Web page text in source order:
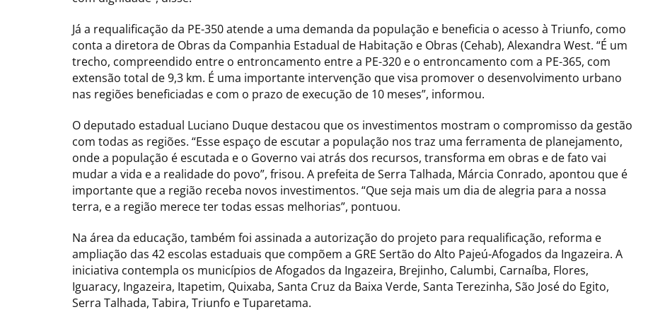
Já a requalificação da PE-350 atende a uma demanda da população e beneficia o acesso à Triunfo, como
conta a diretora de Obras da Companhia Estadual de Habitação e Obras (Cehab), Alexandra West. “É um
trecho, compreendido entre o entroncamento entre a PE-320 e o entroncamento com a PE-365, com
extensão total de 9,3 km. É uma importante intervenção que visa promover o desenvolvimento urbano
nas regiões beneficiadas e com o prazo de execução de 10 meses”, informou.
O deputado estadual Luciano Duque destacou que os investimentos mostram o compromisso da gestão
com todas as regiões. “Esse espaço de escutar a população nos traz uma ferramenta de planejamento,
onde a população é escutada e o Governo vai atrás dos recursos, transforma em obras e de fato vai
mudar a vida e a realidade do povo”, frisou. A prefeita de Serra Talhada, Márcia Conrado, apontou que é
importante que a região receba novos investimentos. “Que seja mais um dia de alegria para a nossa
terra, e a região merece ter todas essas melhorias”, pontuou.
Na área da educação, também foi assinada a autorização do projeto para requalificação, reforma e
ampliação das 42 escolas estaduais que compõem a GRE Sertão do Alto Pajeú-Afogados da Ingazeira. A
iniciativa contempla os municípios de Afogados da Ingazeira, Brejinho, Calumbi, Carnaíba, Flores,
Iguaracy, Ingazeira, Itapetim, Quixaba, Santa Cruz da Baixa Verde, Santa Terezinha, São José do Egito,
Serra Talhada, Tabira, Triunfo e Tuparetama.